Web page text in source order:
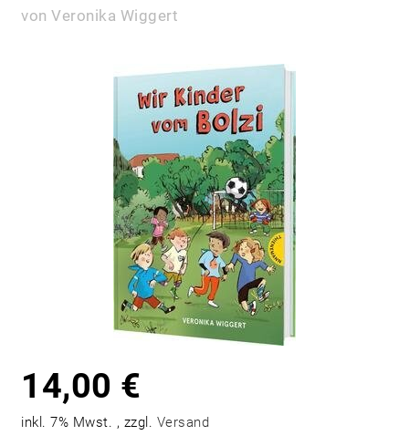
von Veronika Wiggert
14,00 €
inkl. 7% Mwst. , zzgl. Versand